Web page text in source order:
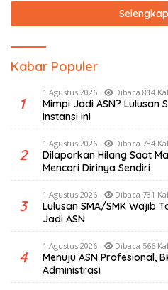
Kabar Populer
1
1 Agustus 2026 Dibaca 814
Mimpi Jadi ASN? Lulusan
Instansi Ini
2
1 Agustus 2026 Dibaca 784
Dilaporkan Hilang Saat
Mencari Dirinya Sendiri
3
1 Agustus 2026 Dibaca 731
Lulusan SMA/SMK Wajib
Jadi ASN
4
1 Agustus 2026 Dibaca 566
Menuju ASN Profesional,
Administrasi